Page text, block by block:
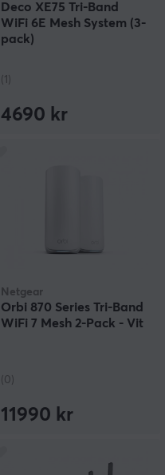
Deco XE75 Tri-Band
WiFi 6E Mesh System (3-
pack)
(1)
4690 kr
Netgear
Orbi 870 Series Tri-Band
WiFi 7 Mesh 2-Pack - Vit
(0)
11990 kr